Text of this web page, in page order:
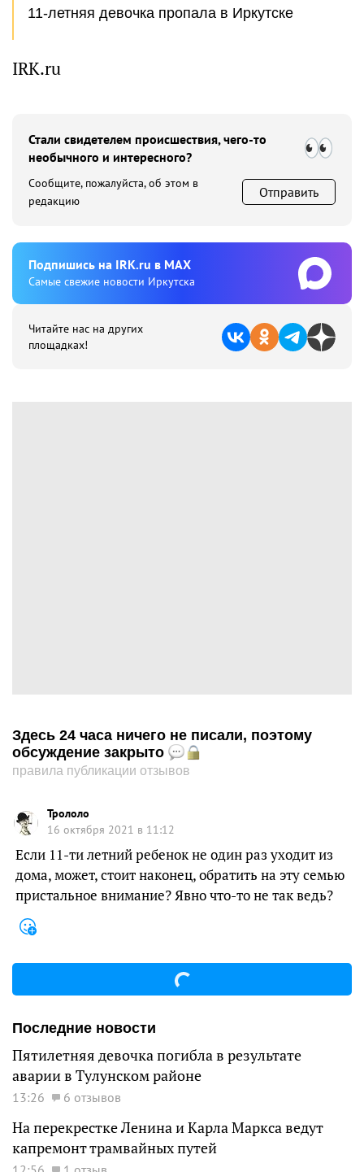
11-летняя девочка пропала в Иркутске
IRK.ru
Стали свидетелем происшествия, чего-то
необычного и интересного?
Сообщите, пожалуйста, об этом в
редакцию
Отправить
Подпишиcь на IRK.ru в MAX
Cамые свежие новости Иркутска
Читайте нас на других
площадках!
Здесь 24 часа ничего не писали, поэтому
обсуждение закрыто
правила публикации отзывов
Трололо
16 октября 2021 в 11:12
Если 11-ти летний ребенок не один раз уходит из
дома, может, стоит наконец, обратить на эту семью
пристальное внимание? Явно что-то не так ведь?
Последние новости
Пятилетняя девочка погибла в результате
аварии в Тулунском районе
13:26 6 отзывов
На перекрестке Ленина и Карла Маркса ведут
капремонт трамвайных путей